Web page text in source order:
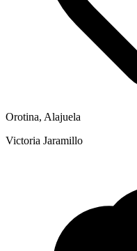
Orotina, Alajuela
Victoria Jaramillo